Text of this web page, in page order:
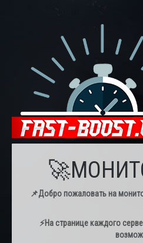
📌Добро пожаловать на
⚡️На странице каждого